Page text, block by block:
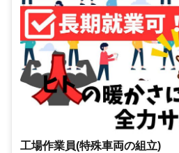
工場作業員(特殊車両の組立)